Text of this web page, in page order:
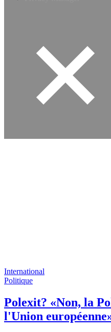
International
Politique
Polexit? «Non, la
l'Union